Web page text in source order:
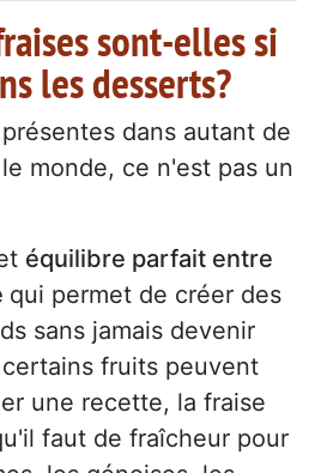
sont-elles si
les desserts?
dans autant de
monde, ce n'est pas un
équilibre parfait entre
qui permet de créer des
sans jamais devenir
fruits peuvent
une recette, la fraise
faut de fraîcheur pour